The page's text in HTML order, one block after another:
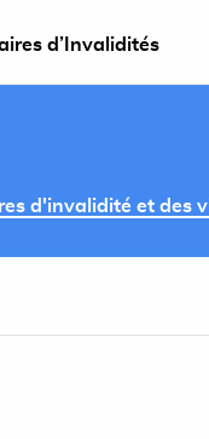
d’Invalidités
d'invalidité et des